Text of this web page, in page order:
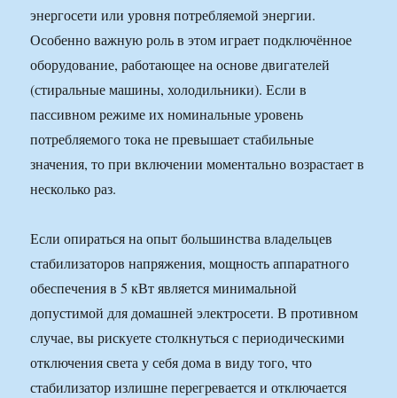
энергосети или уровня потребляемой энергии.
Особенно важную роль в этом играет подключённое
оборудование, работающее на основе двигателей
(стиральные машины, холодильники). Если в
пассивном режиме их номинальные уровень
потребляемого тока не превышает стабильные
значения, то при включении моментально возрастает в
несколько раз.
Если опираться на опыт большинства владельцев
стабилизаторов напряжения, мощность аппаратного
обеспечения в 5 кВт является минимальной
допустимой для домашней электросети. В противном
случае, вы рискуете столкнуться с периодическими
отключения света у себя дома в виду того, что
стабилизатор излишне перегревается и отключается